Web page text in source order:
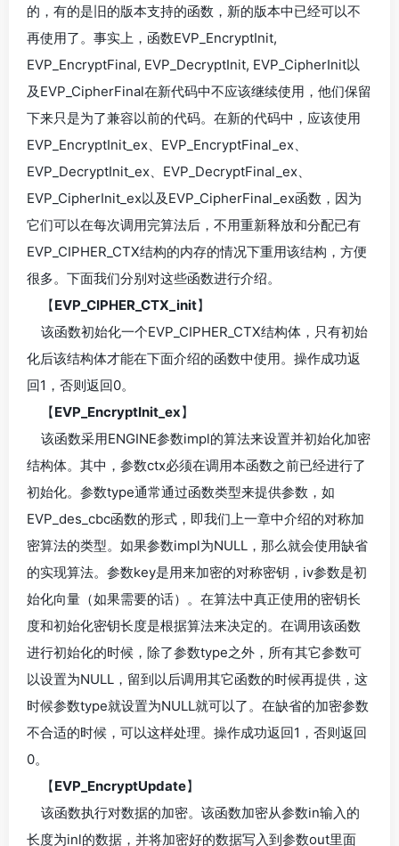
的，有的是旧的版本支持的函数，新的版本中已经可以不
再使用了。事实上，函数EVP_EncryptInit,
EVP_EncryptFinal, EVP_DecryptInit, EVP_CipherInit以
及EVP_CipherFinal在新代码中不应该继续使用，他们保留
下来只是为了兼容以前的代码。在新的代码中，应该使用
EVP_EncryptInit_ex、EVP_EncryptFinal_ex、
EVP_DecryptInit_ex、EVP_DecryptFinal_ex、
EVP_CipherInit_ex以及EVP_CipherFinal_ex函数，因为
它们可以在每次调用完算法后，不用重新释放和分配已有
EVP_CIPHER_CTX结构的内存的情况下重用该结构，方便
很多。下面我们分别对这些函数进行介绍。
【EVP_CIPHER_CTX_init】
该函数初始化一个EVP_CIPHER_CTX结构体，只有初始
化后该结构体才能在下面介绍的函数中使用。操作成功返
回1，否则返回0。
【EVP_EncryptInit_ex】
该函数采用ENGINE参数impl的算法来设置并初始化加密
结构体。其中，参数ctx必须在调用本函数之前已经进行了
初始化。参数type通常通过函数类型来提供参数，如
EVP_des_cbc函数的形式，即我们上一章中介绍的对称加
密算法的类型。如果参数impl为NULL，那么就会使用缺省
的实现算法。参数key是用来加密的对称密钥，iv参数是初
始化向量（如果需要的话）。在算法中真正使用的密钥长
度和初始化密钥长度是根据算法来决定的。在调用该函数
进行初始化的时候，除了参数type之外，所有其它参数可
以设置为NULL，留到以后调用其它函数的时候再提供，这
时候参数type就设置为NULL就可以了。在缺省的加密参数
不合适的时候，可以这样处理。操作成功返回1，否则返回
0。
【EVP_EncryptUpdate】
该函数执行对数据的加密。该函数加密从参数in输入的
长度为inl的数据，并将加密好的数据写入到参数out里面